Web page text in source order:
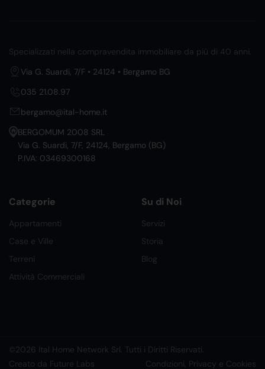
Specializzati nella compravendita immobiliare da più di 40 anni.
Via G. Suardi, 7/F • 24124 • Bergamo BG
035 21.08.97
bergamo@ital-home.it
BERGOMUM 2008 SRL
Via G. Suardi, 7/F, 24124, Bergamo (BG)
P.IVA: 03469300168
Categorie
Appartamenti
Case e Ville
Terreni
Attività Commerciali
Su di Noi
Servizi
Storia
Blog
©2026 Ital Home Network Srl. Tutti i Diritti Riservati.
Creato da Future Labs
Condizioni, Privacy e Cookies